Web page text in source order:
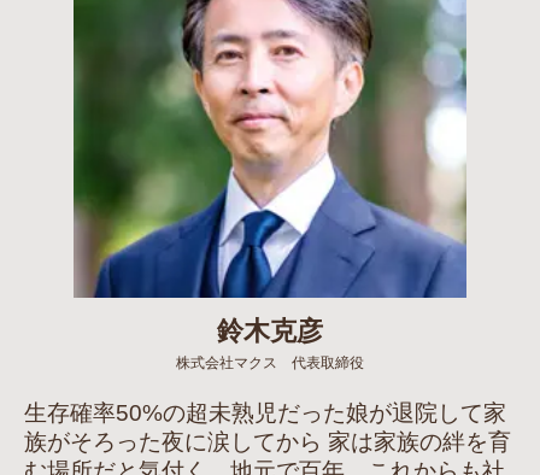
鈴木克彦
株式会社マクス 代表取締役
生存確率50%の超未熟児だった娘が退院して家
族がそろった夜に涙してから 家は家族の絆を育